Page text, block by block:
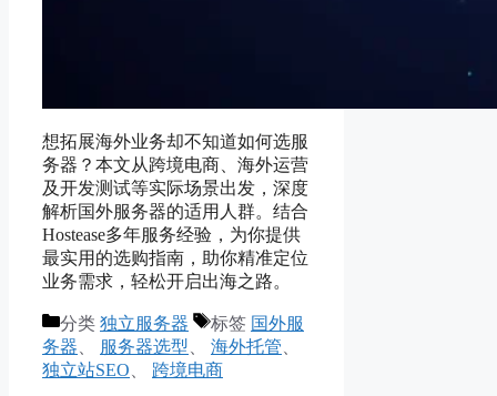
想拓展海外业务却不知道如何选服
务器？本文从跨境电商、海外运营
及开发测试等实际场景出发，深度
解析国外服务器的适用人群。结合
Hostease多年服务经验，为你提供
最实用的选购指南，助你精准定位
业务需求，轻松开启出海之路。
分类 独立服务器 标签 国外服
务器
服务器选型 海外托管
独立站SEO
跨境电商